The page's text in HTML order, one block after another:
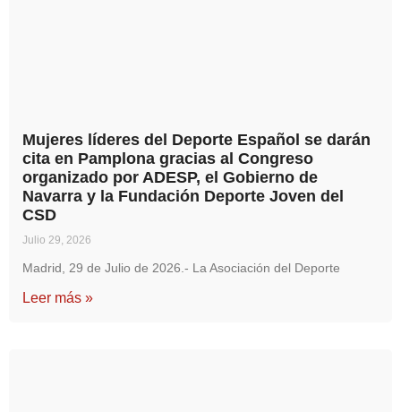
Mujeres líderes del Deporte Español se darán
cita en Pamplona gracias al Congreso
organizado por ADESP, el Gobierno de
Navarra y la Fundación Deporte Joven del
CSD
Julio 29, 2026
Madrid, 29 de Julio de 2026.- La Asociación del Deporte
Leer más »